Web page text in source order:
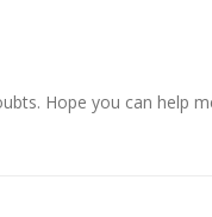
Hope you can help